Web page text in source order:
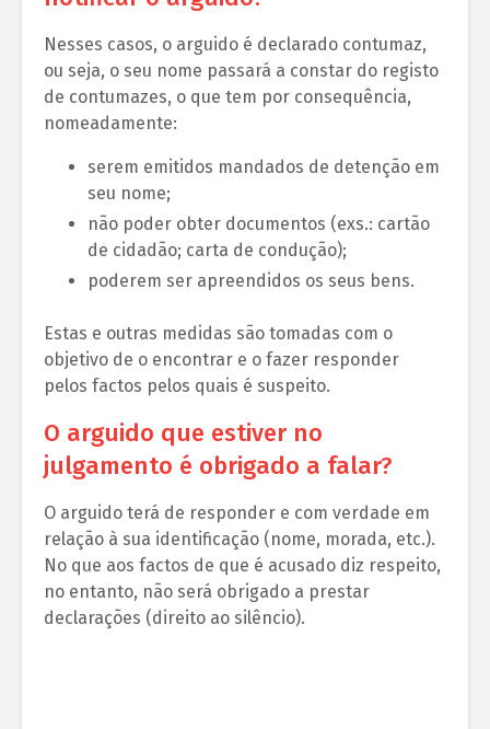
Nesses casos, o arguido é declarado contumaz,
ou seja, o seu nome passará a constar do registo
de contumazes, o que tem por consequência,
nomeadamente:
serem emitidos mandados de detenção em
seu nome;
não poder obter documentos (exs.: cartão
de cidadão; carta de condução);
poderem ser apreendidos os seus bens.
Estas e outras medidas são tomadas com o
objetivo de o encontrar e o fazer responder
pelos factos pelos quais é suspeito.
O arguido que estiver no
julgamento é obrigado a falar?
O arguido terá de responder e com verdade em
relação à sua identificação (nome, morada, etc.).
No que aos factos de que é acusado diz respeito,
no entanto, não será obrigado a prestar
declarações (direito ao silêncio).